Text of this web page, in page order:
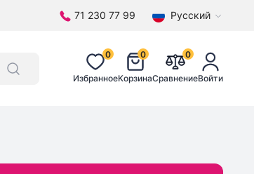
71 230 77 99 Русский
0
Избранное
0
Корзина
0
СравнениеВойти